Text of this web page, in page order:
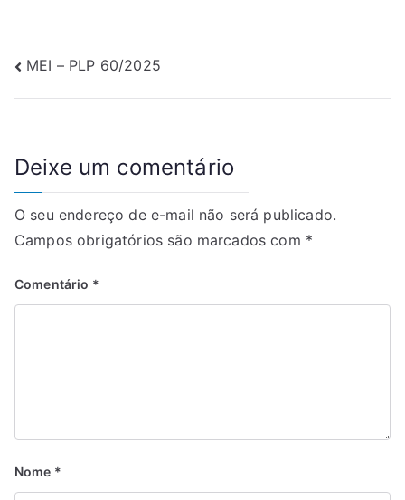
Navegação
de
MEI – PLP 60/2025
Deixe um comentário
O seu endereço de e-mail não será publicado.
Campos obrigatórios são marcados com *
Comentário *
Nome *